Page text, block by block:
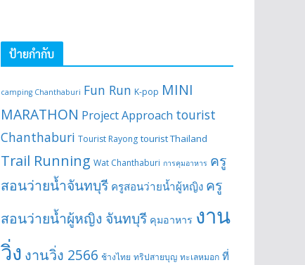
ป้ายกำกับ
camping Chanthaburi Fun Run K-pop MINI
MARATHON Project Approach tourist
Chanthaburi Tourist Rayong tourist Thailand
Trail Running Wat Chanthaburi การคุมอาหาร ครู
สอนว่ายน้ำจันทบุรี ครูสอนว่ายน้ำผู้หญิง ครู
สอนว่ายน้ำผู้หญิง จันทบุรี คุมอาหาร งาน
วิ่ง งานวิ่ง 2566 ช้างไทย ทริปสายบุญ ทะเลหมอก ที่